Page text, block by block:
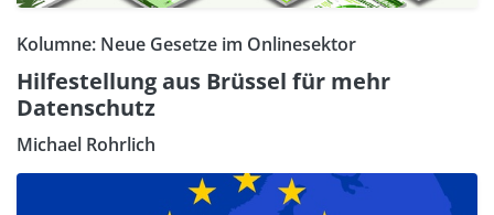
Kolumne: Neue Gesetze im Onlinesektor
Hilfestellung aus Brüssel für mehr
Datenschutz
Michael Rohrlich